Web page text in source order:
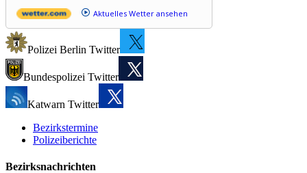
Aktuelles Wetter ansehen
Polizei Berlin Twitter
Bundespolizei Twitter
Katwarn Twitter
Bezirkstermine
Polizeiberichte
Bezirksnachrichten